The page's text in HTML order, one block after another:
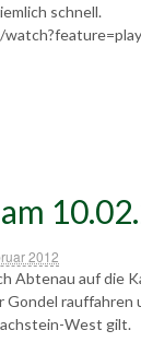
schnell.
2012
Abtenau auf die
Gondel
West gilt.